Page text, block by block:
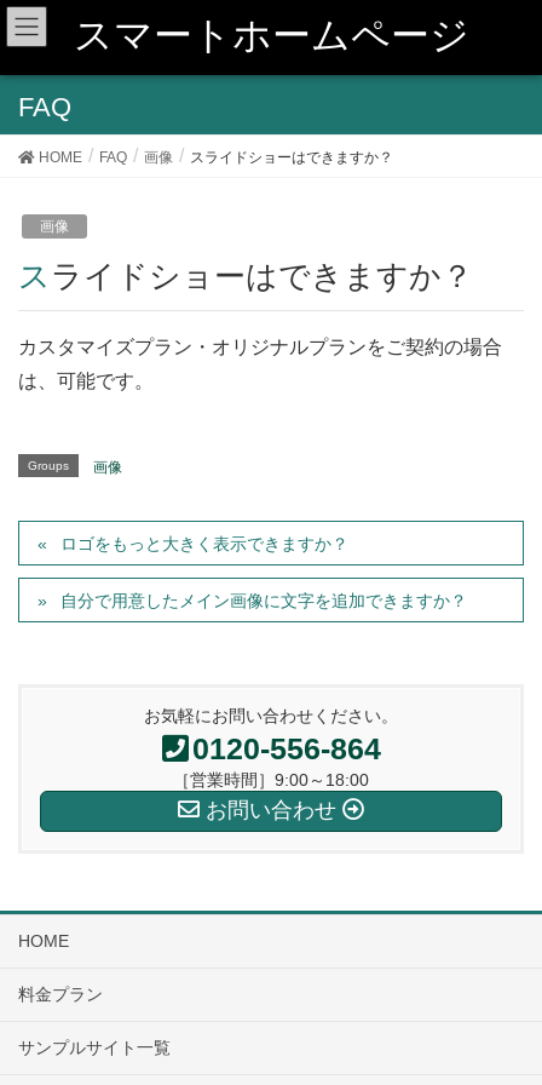
スマートホームページ
FAQ
HOME FAQ 画像 スライドショーはできますか？
画像
スライドショーはできますか？
カスタマイズプラン・オリジナルプランをご契約の場合
は、可能です。
Groups 画像
ロゴをもっと大きく表示できますか？
自分で用意したメイン画像に文字を追加できますか？
お気軽にお問い合わせください。
0120-556-864
［営業時間］9:00～18:00
お問い合わせ
HOME
料金プラン
サンプルサイト一覧